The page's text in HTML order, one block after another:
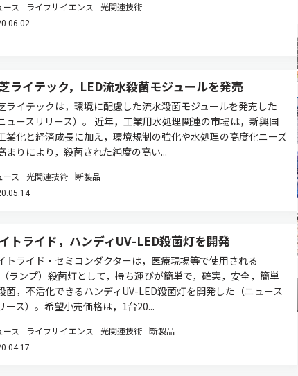
ース ライフサイエンス 光関連技術
ライテック，LED流水殺菌モジュールを発売
ライテックは，環境に配慮した流水殺菌モジュールを発売した
ニュースリリース）。 近年，工業用水処理関連の市場は，新興国
業化と経済成長に加え，環境規制の強化や水処理の高度化ニーズ
まりにより，殺菌された純度の高い...
ース 光関連技術 新製品
トライド，ハンディUV-LED殺菌灯を開発
トライド・セミコンダクターは，医療現場等で使用される
ランプ）殺菌灯として，持ち運びが簡単で，確実，安全，簡単
菌，不活化できるハンディUV-LED殺菌灯を開発した（ニュース
ース）。希望小売価格は，1台20...
ース ライフサイエンス 光関連技術 新製品